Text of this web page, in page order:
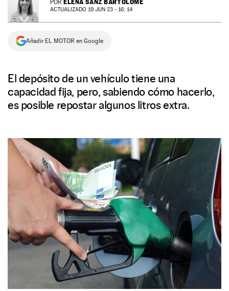
NEWSLETTER
SÍGUENOS
POR ELENA SANZ BARTOLOMÉ
ACTUALIZADO 19 JUN 23 - 16: 14
Añadir EL MOTOR en Google
El depósito de un vehículo tiene una
capacidad fija, pero, sabiendo cómo hacerlo,
es posible repostar algunos litros extra.